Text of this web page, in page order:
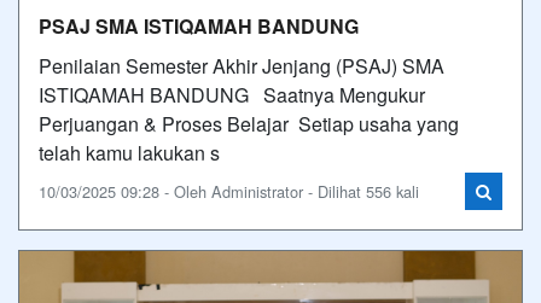
PSAJ SMA ISTIQAMAH BANDUNG
Penilaian Semester Akhir Jenjang (PSAJ) SMA
ISTIQAMAH BANDUNG Saatnya Mengukur
Perjuangan & Proses Belajar Setiap usaha yang
telah kamu lakukan s
10/03/2025 09:28 - Oleh Administrator - Dilihat 556 kali